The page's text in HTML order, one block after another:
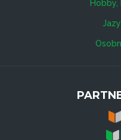
Hobby,